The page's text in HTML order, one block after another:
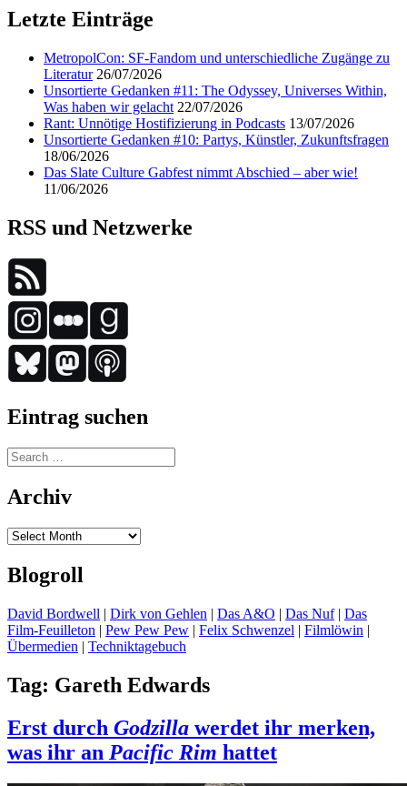
Letzte Einträge
MetropolCon: SF-Fandom und unterschiedliche Zugänge zu
Literatur 26/07/2026
Unsortierte Gedanken #11: The Odyssey, Universes Within,
Was haben wir gelacht 22/07/2026
Rant: Unnötige Hostifizierung in Podcasts 13/07/2026
Unsortierte Gedanken #10: Partys, Künstler, Zukunftsfragen
18/06/2026
Das Slate Culture Gabfest nimmt Abschied – aber wie!
11/06/2026
RSS und Netzwerke
Eintrag suchen
Search
for:
Archiv
Archiv
Blogroll
David Bordwell | Dirk von Gehlen | Das A&O | Das Nuf| Das
Film-Feuilleton | Pew Pew Pew | Felix Schwenzel | Filmlöwin |
Übermedien | Techniktagebuch
Tag: Gareth Edwards
Erst durch Godzilla werdet ihr merken,
was ihr an Pacific Rim hattet